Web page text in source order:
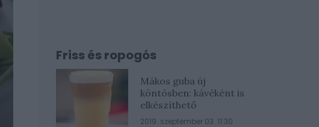
Friss és ropogós
Mákos guba új
köntösben: kávéként is
elkészíthető
2019. szeptember 03. 11:30